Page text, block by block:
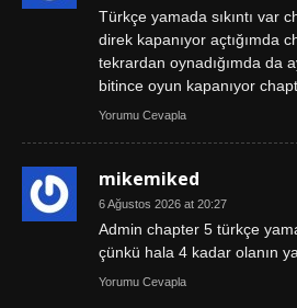
Türkçe yamada sıkıntı var
direk kapanıyor açtığımda
tekrardan oynadığımda da
bitince oyun kapanıyor
Yorumu Cevapla
mikemiked
6 Ağustos 2026 at 20:27
Admin chapter 5 türkçe
çünkü hala 4 kadar olanın
Yorumu Cevapla